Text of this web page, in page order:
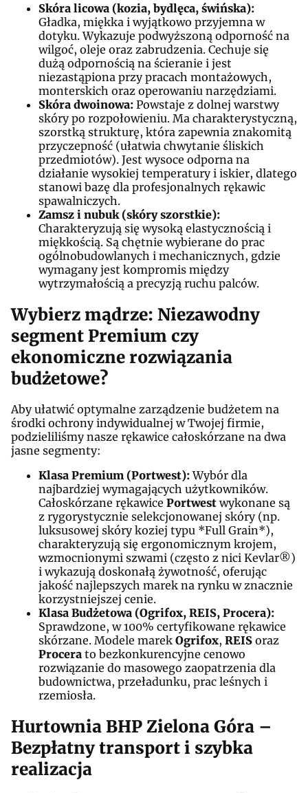
Skóra licowa (kozia, bydlęca, świńska):
Gładka, miękka i wyjątkowo przyjemna w
dotyku. Wykazuje podwyższoną odporność na
wilgoć, oleje oraz zabrudzenia. Cechuje się
dużą odpornością na ścieranie i jest
niezastąpiona przy pracach montażowych,
monterskich oraz operowaniu narzędziami.
Skóra dwoinowa: Powstaje z dolnej warstwy
skóry po rozpołowieniu. Ma charakterystyczną,
szorstką strukturę, która zapewnia znakomitą
przyczepność (ułatwia chwytanie śliskich
przedmiotów). Jest wysoce odporna na
działanie wysokiej temperatury i iskier, dlatego
stanowi bazę dla profesjonalnych rękawic
spawalniczych.
Zamsz i nubuk (skóry szorstkie):
Charakteryzują się wysoką elastycznością i
miękkością. Są chętnie wybierane do prac
ogólnobudowlanych i mechanicznych, gdzie
wymagany jest kompromis między
wytrzymałością a precyzją ruchu palców.
Wybierz mądrze: Niezawodny
segment Premium czy
ekonomiczne rozwiązania
budżetowe?
Aby ułatwić optymalne zarządzenie budżetem na
środki ochrony indywidualnej w Twojej firmie,
podzieliliśmy nasze rękawice całoskórzane na dwa
jasne segmenty:
Klasa Premium (Portwest):Wybór dla
najbardziej wymagających użytkowników.
Całoskórzane rękawice Portwest wykonane są
z rygorystycznie selekcjonowanej skóry (np.
luksusowej skóry koziej typu *Full Grain*),
charakteryzują się ergonomicznym krojem,
wzmocnionymi szwami (często z nici Kevlar®)
i wykazują doskonałą żywotność, oferując
jakość najlepszych marek na rynku w znacznie
korzystniejszej cenie.
Klasa Budżetowa (Ogrifox, REIS, Procera):
Sprawdzone, w 100% certyfikowane rękawice
skórzane. Modele marek Ogrifox, REIS oraz
Procera to bezkonkurencyjne cenowo
rozwiązanie do masowego zaopatrzenia dla
budownictwa, przeładunku, prac leśnych i
rzemiosła.
Hurtownia BHP Zielona Góra –
Bezpłatny transport i szybka
realizacja